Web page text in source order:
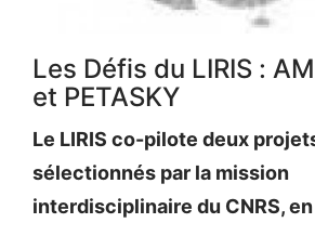
Les Défis du LIRIS :
et PETASKY
Le LIRIS co-pilote deux
sélectionnés par la mission
interdisciplinaire du CNRS,